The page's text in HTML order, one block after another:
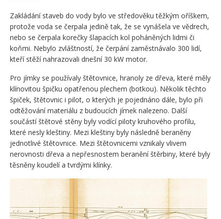
Zakládání staveb do vody bylo ve středověku těžkým oříškem,
protože voda se čerpala jedině tak, že se vynášela ve vědrech,
nebo se čerpala korečky šlapacích kol poháněných lidmi či
koňmi. Nebylo zvláštností, že čerpání zaměstnávalo 300 lidí,
kteří stěží nahrazovali dnešní 30 kW motor.
Pro jímky se používaly štětovnice, hranoly ze dřeva, které měly
klínovitou špičku opatřenou plechem (botkou). Několik těchto
špiček, štětovnic i pilot, o kterých je pojednáno dále, bylo při
odtěžování materiálu z budoucích jímek nalezeno. Další
součástí štětové stěny byly vodící piloty kruhového profilu,
které nesly kleštiny. Mezi kleštiny byly následně beraněny
jednotlivé štětovnice. Mezi štětovnicemi vznikaly vlivem
nerovnosti dřeva a nepřesnostem beranění štěrbiny, které byly
těsněny koudelí a tvrdými klínky.